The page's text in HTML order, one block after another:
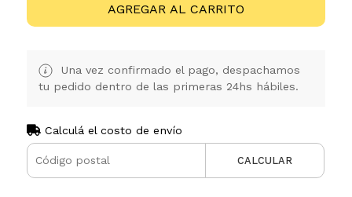
AGREGAR AL CARRITO
Una vez confirmado el pago, despachamos
tu pedido dentro de las primeras 24hs hábiles.
Calculá el costo de envío
CALCULAR